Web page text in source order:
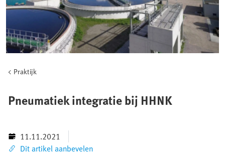
Praktijk
Pneumatiek integratie bij HHNK
11.11.2021
Dit artikel aanbevelen